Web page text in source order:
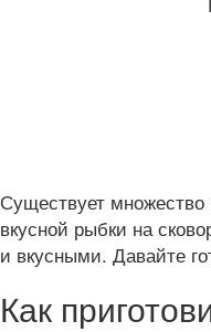
Существует множество
вкусной рыбки на
и вкусными. Давайте
Как